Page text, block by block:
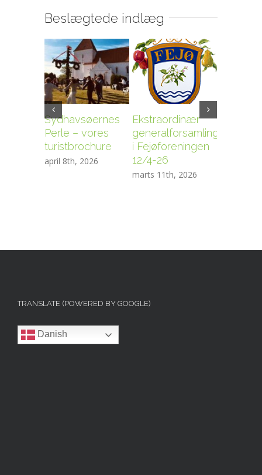
Beslægtede indlæg
Sydhavsøernes
Perle – vores
turistbrochure
april 8th, 2026
Ekstraordinær
generalforsamling
i Fejøforeningen
12/4-26
marts 11th, 2026
TRANSLATE (POWERED BY GOOGLE)
Danish